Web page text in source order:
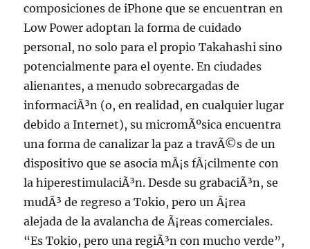
composiciones de iPhone que se encuentran en
Low Power adoptan la forma de cuidado
personal, no solo para el propio Takahashi sino
potencialmente para el oyente. En ciudades
alienantes, a menudo sobrecargadas de
informaciÃ³n (o, en realidad, en cualquier lugar
debido a Internet), su micromÃºsica encuentra
una forma de canalizar la paz a travÃ©s de un
dispositivo que se asocia mÃ¡s fÃ¡cilmente con
la hiperestimulaciÃ³n. Desde su grabaciÃ³n, se
mudÃ³ de regreso a Tokio, pero un Ã¡rea
alejada de la avalancha de Ã¡reas comerciales.
“Es Tokio, pero una regiÃ³n con mucho verde”,